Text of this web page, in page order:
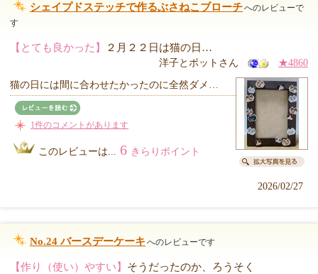
シェイプドステッチで作るぶさねこブローチへのレビューで
す
【とても良かった】 ２月２２日は猫の日…
洋子とポットさん ★4860
猫の日には間に合わせたかったのに全然ダメ…
1件のコメントがあります
このレビューは... 6 きらりポイント
2026/02/27
No.24 バースデーケーキ へのレビューです
【作り（使い）やすい】 そうだったのか、ろうそく